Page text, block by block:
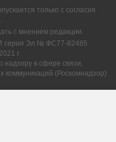
только с согласия
с мнением редакции.
серия Эл № ФС77-82485
г.
в сфере связи,
коммуникаций (Роскомнадзор)